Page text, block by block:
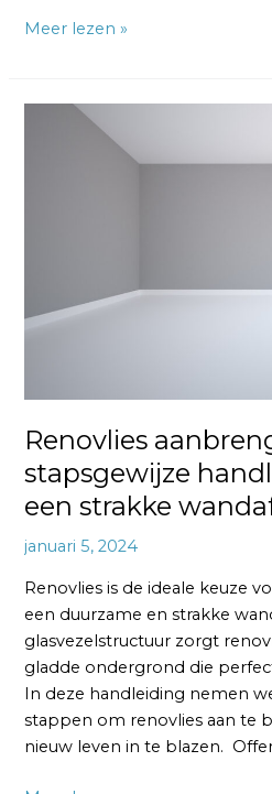
Meer lezen »
Renovlies
stapsgewijze
een strakke
januari 5, 2024
Renovlies is de ideale keuze
een duurzame en strakke
glasvezelstructuur zorgt
gladde ondergrond die
In deze handleiding nemen
stappen om renovlies aan te
nieuw leven in te blazen.
Renovlies
aanbrengen:
strakke
wandafwerking